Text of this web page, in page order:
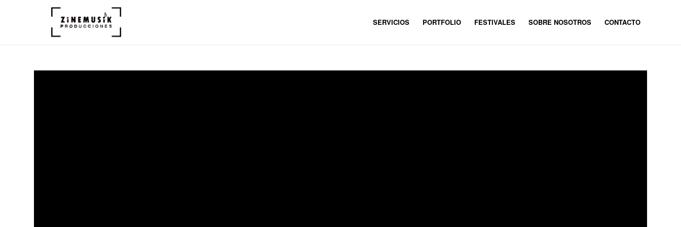
SERVICIOS PORTFOLIO FESTIVALES SOBRE NOSOTROS CONTACTO